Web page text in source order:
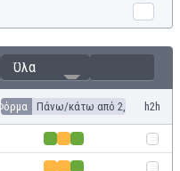
Όλα
Φόρμα Πάνω/κάτω από 2,5 h2h